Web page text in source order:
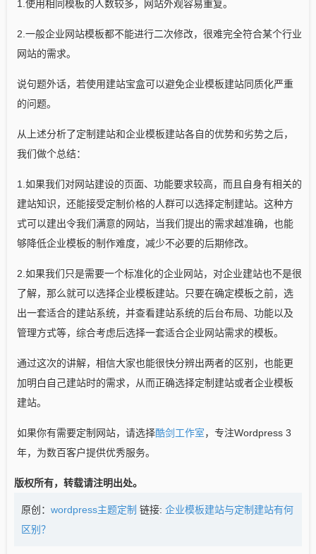
1.使用相同模板的人数较多，网站外观容易重复。
2.一般企业网站模板都不能进行二次修改，很难完全符合某个行业
网站的需求。
说句题外话，若使用建站宝盒可以避免企业模板建站同质化严重
的问题。
从上述分析了定制建站和企业模板建站各自的优势和劣势之后，
我们做个总结：
1.如果我们对网站建设的页面、功能要求较高，而且自身有相关的
建站知识，还能接受定制价格的人群可以选择定制建站。这种方
式可以建出令我们满意的网站，当我们提出的需求越准确，也能
够降低企业模板的制作难度，减少不必要的后期修改。
2.如果我们只是需要一个标准化的企业网站，对企业建站也不是很
了解，那么就可以选择企业模板建站。只要在确定模板之前，选
出一套适合的建站系统，并查看建站系统的后台布局、功能以及
管理方式等，综合考虑后选择一套适合企业网站需求的模板。
通过这次的讲解，相信大家也能很快分辨出两者的区别，也能更
加明白自己建站时的需求，从而正确选择定制建站或者企业模板
建站。
如果你有需要定制网站，请选择酷剑工作室，专注Wordpress 3
年，为数百客户提供优秀服务。
版权所有，转载请注明出处。
原创： wordpress主题定制 链接: 企业模板建站与定制建站有何
区别？